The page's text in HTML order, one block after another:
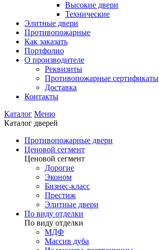
Высокие двери
Технические
Элитные двери
Противопожарные
Как заказать
Портфолио
О производителе
Реквизиты
Противопожарные сертификаты
Доставка
Контакты
Каталог Меню
Каталог дверей
Противопожарные двери
Ценовой сегмент
Ценовой сегмент
Дорогие
Эконом
Бизнес-класс
Престиж
Элитные двери
По виду отделки
По виду отделки
МДФ
Массив дуба